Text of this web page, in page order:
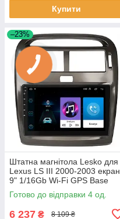
Купити
–23%
Штатна магнітола Lesko для
Lexus LS III 2000-2003 екран
9" 1/16Gb Wi-Fi GPS Base
Лексус 4 шт.
Готово до відправки 4 од.
6 237 ₴ 8 109 ₴